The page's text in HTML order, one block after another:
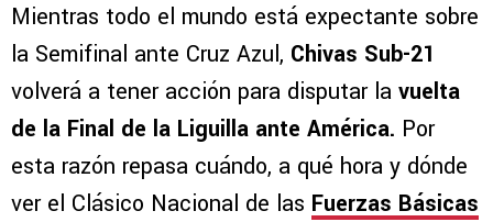
Mientras todo el mundo está expectante sobre
la Semifinal ante Cruz Azul, Chivas Sub-21
volverá a tener acción para disputar la vuelta
de la Final de la Liguilla ante América. Por
esta razón repasa cuándo, a qué hora y dónde
ver el Clásico Nacional de las Fuerzas Básicas